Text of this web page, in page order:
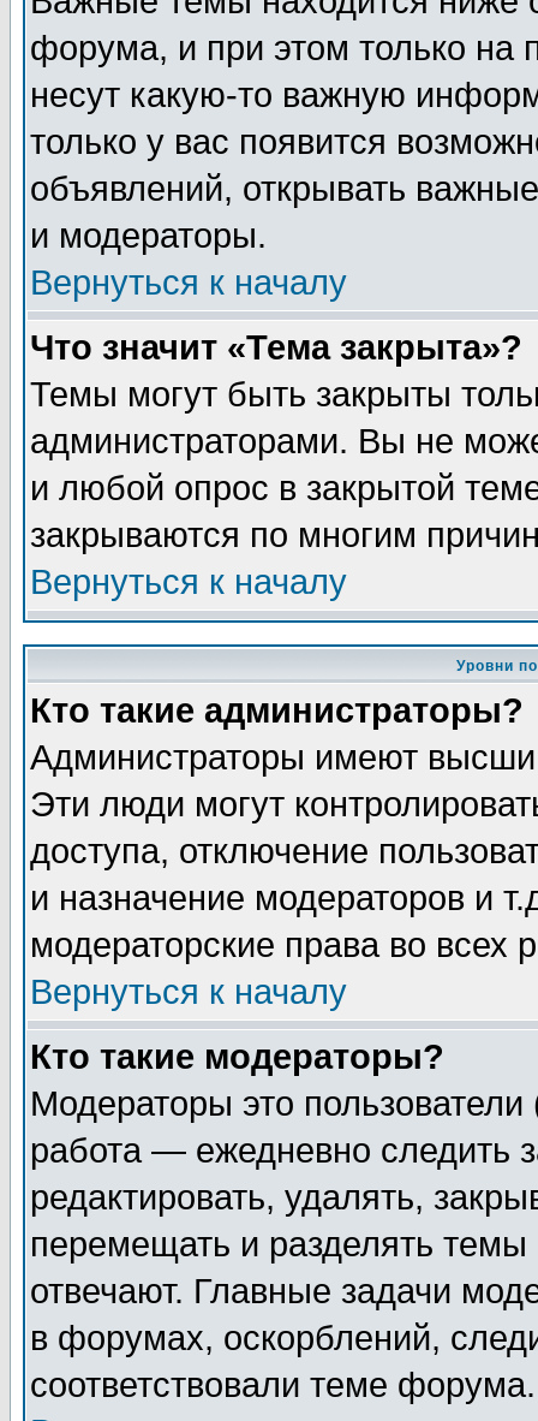
форума, и при этом только на
несут какую-то важную
только у вас появится
объявлений, открывать
и модераторы.
Вернуться к началу
Что значит «Тема закрыта»?
Темы могут быть закрыты
администраторами. Вы не
и любой опрос в закрытой
закрываются по многим
Вернуться к началу
Уровни
Кто такие администраторы?
Администраторы имеют
Эти люди могут
доступа, отключение
и назначение модераторов и
модераторские права во всех
Вернуться к началу
Кто такие модераторы?
Модераторы это
работа — ежедневно следить
редактировать, удалять,
перемещать и разделять
отвечают. Главные задачи
в форумах, оскорблений,
соответствовали теме форума.